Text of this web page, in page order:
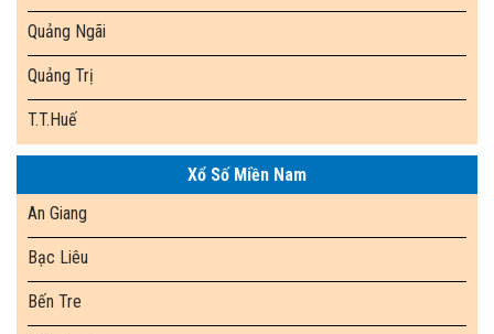
Quảng Ngãi
Quảng Trị
T.T.Huế
Xổ Số Miền Nam
An Giang
Bạc Liêu
Bến Tre